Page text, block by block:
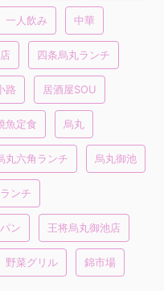
一人飲み 中華
四条烏丸ランチ
路 居酒屋SOU
魚定食 烏丸
丸六角ランチ 烏丸御池
ンチ
ン 王将烏丸御池店
野菜グリル 錦市場